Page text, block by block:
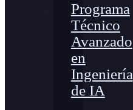
Programa
Técnico
Avanzado
en
Ingeniería
de IA